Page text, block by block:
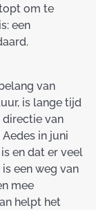
om te
een
van
is lange tijd
van
in juni
en dat er veel
een weg van
mee
helpt het